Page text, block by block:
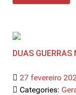
DUAS
27 fevereiro
Categories: